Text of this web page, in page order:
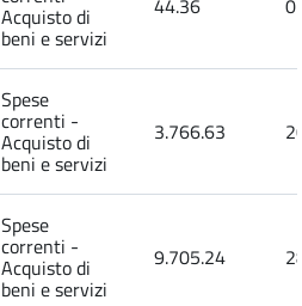
Acquisto di
beni e servizi
44.36
Spese
correnti -
Acquisto di
beni e servizi
3.766.63
Spese
correnti -
Acquisto di
beni e servizi
9.705.24